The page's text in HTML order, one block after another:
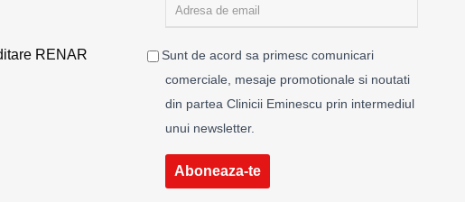
RENAR
Sunt de acord sa primesc comunicari
comerciale, mesaje promotionale si noutati
din partea Clinicii Eminescu prin intermediul
unui newsletter.
Aboneaza-te